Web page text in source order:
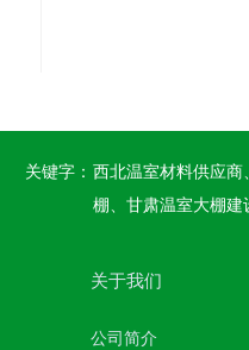
关键字： 西北温室材料供应
棚、甘肃温室大棚建
关于我们
公司简介